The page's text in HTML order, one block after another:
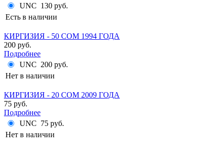
UNC 130 руб.
Есть в наличии
КИРГИЗИЯ - 50 СОМ 1994 ГОДА
200 руб.
Подробнее
UNC 200 руб.
Нет в наличии
КИРГИЗИЯ - 20 СОМ 2009 ГОДА
75 руб.
Подробнее
UNC 75 руб.
Нет в наличии